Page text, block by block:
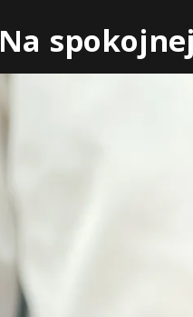
Na